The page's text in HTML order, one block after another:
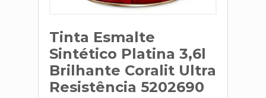
Tinta Esmalte
Sintético Platina 3,6l
Brilhante Coralit Ultra
Resistência 5202690